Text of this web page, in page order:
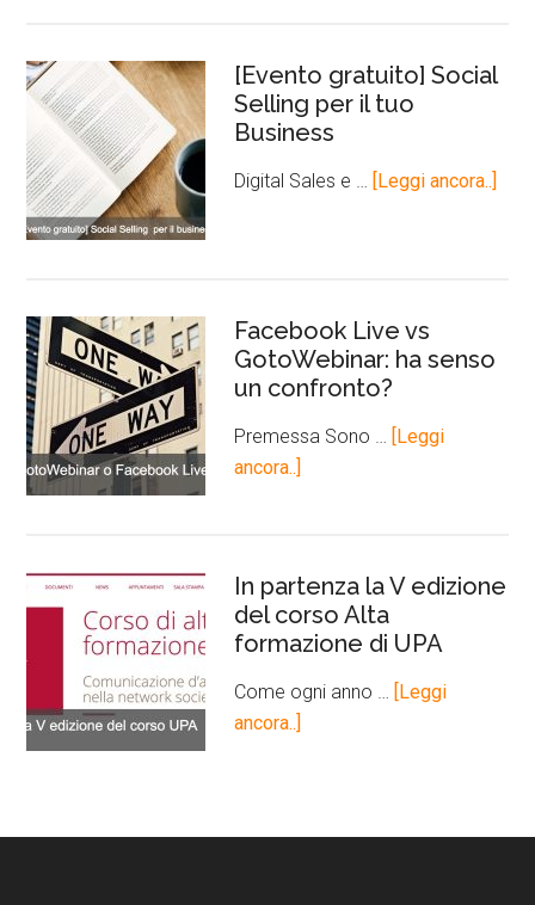
[Evento gratuito] Social
Selling per il tuo
Business
Digital Sales e … [Leggi ancora..]
Facebook Live vs
GotoWebinar: ha senso
un confronto?
Premessa Sono … [Leggi
ancora..]
In partenza la V edizione
del corso Alta
formazione di UPA
Come ogni anno … [Leggi
ancora..]